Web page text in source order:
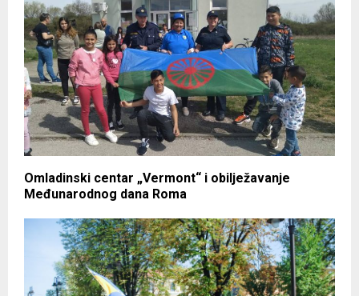
Omladinski centar „Vermont“ i obilježavanje
Međunarodnog dana Roma